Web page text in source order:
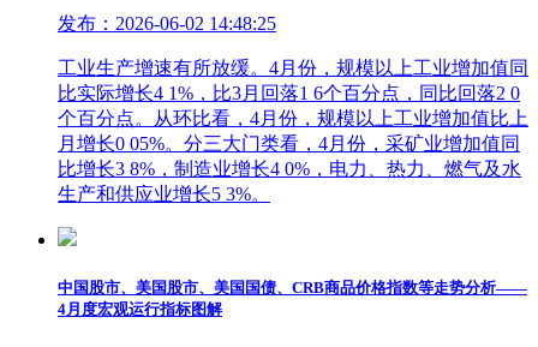
发布：2026-06-02 14:48:25
工业生产增速有所放缓。4月份，规模以上工业增加值同
比实际增长4 1%，比3月回落1 6个百分点，同比回落2 0
个百分点。从环比看，4月份，规模以上工业增加值比上
月增长0 05%。分三大门类看，4月份，采矿业增加值同
比增长3 8%，制造业增长4 0%，电力、热力、燃气及水
生产和供应业增长5 3%。
中国股市、美国股市、美国国债、CRB商品价格指数等走势分析——
4月度宏观运行指标图解